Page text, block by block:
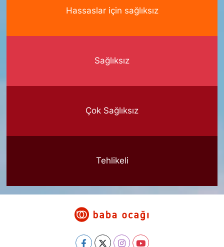
Hassaslar için sağlıksız
Sağlıksız
Çok Sağlıksız
Tehlikeli